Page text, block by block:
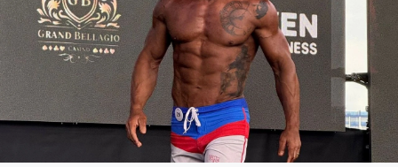
Teknoloji
Yazarlar
Astroloji-Rüya